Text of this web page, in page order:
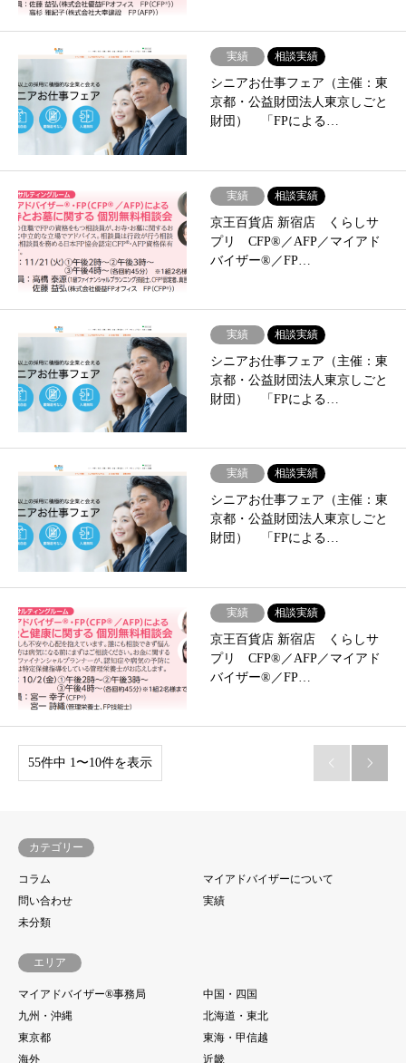
実績 相談実績
シニアお仕事フェア（主催：東
京都・公益財団法人東京しごと
財団） 「FPによる…
実績 相談実績
京王百貨店 新宿店 くらしサ
プリ CFP®／AFP／マイアド
バイザー®／FP…
実績 相談実績
シニアお仕事フェア（主催：東
京都・公益財団法人東京しごと
財団） 「FPによる…
実績 相談実績
シニアお仕事フェア（主催：東
京都・公益財団法人東京しごと
財団） 「FPによる…
実績 相談実績
京王百貨店 新宿店 くらしサ
プリ CFP®／AFP／マイアド
バイザー®／FP…
55件中 1〜10件を表示  
カテゴリー
コラム
マイアドバイザーについて
問い合わせ
実績
未分類
エリア
マイアドバイザー®事務局
中国・四国
九州・沖縄
北海道・東北
東京都
東海・甲信越
海外
近畿